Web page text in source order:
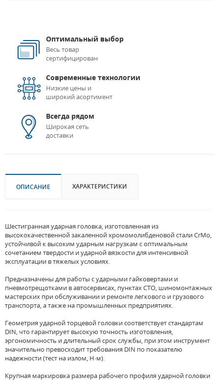
Оптимальный выбор
Весь товар
сертифицирован
Современные технологии
Низкие цены и
широкий асортимент
Всегда рядом
Широкая сеть
доставки
ОПИСАНИЕ ХАРАКТЕРИСТИКИ
Шестигранная ударная головка, изготовленная из
высококачественной закаленной хромомолибденовой стали CrMo,
устойчивой к высоким ударным нагрузкам с оптимальным
сочетанием твердости и ударной вязкости для интенсивной
эксплуатации в тяжелых условиях.
Предназначены для работы с ударными гайковертами и
пневмотрещотками в автосервисах, пунктах СТО, шиномонтажных
мастерских при обслуживании и ремонте легкового и грузового
транспорта, а также на промышленных предприятиях.
Геометрия ударной торцевой головки соответствует стандартам
DIN, что гарантирует высокую точность изготовления,
эргономичность и длительный срок службы, при этом инструмент
значительно превосходит требования DIN по показателю
надежности (тест на излом, Н·м).
Крупная маркировка размера рабочего профиля ударной головки